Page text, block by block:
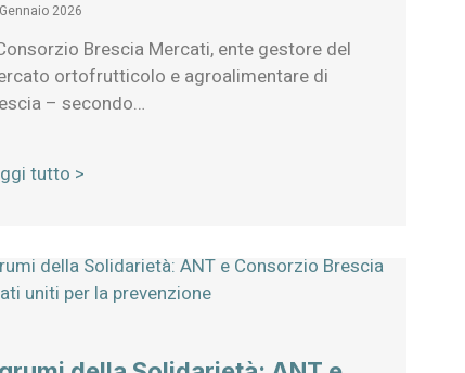
2026
Brescia Mercati, ente gestore del
ortofrutticolo e agroalimentare di
– secondo…
tutto >